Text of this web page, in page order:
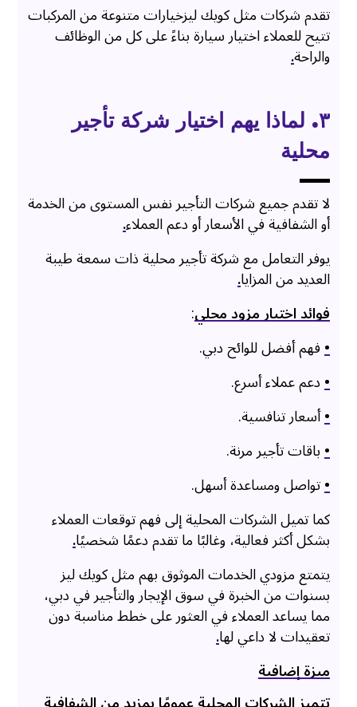
تقدم شركات مثل كويك ليزخيارات متنوعة من المركبات
تتيح للعملاء اختيار سيارة بناءً على كل من الوظائف
والراحة.
۳. لماذا يهم اختيار شركة تأجير
محلية
لا تقدم جميع شركات التأجير نفس المستوى من الخدمة
أو الشفافية في الأسعار أو دعم العملاء.
يوفر التعامل مع شركة تأجير محلية ذات سمعة طيبة
العديد من المزايا.
فوائد اختيار مزود محلي:
•فهم أفضل للوائح دبي.
•دعم عملاء أسرع.
•أسعار تنافسية.
•باقات تأجير مرنة.
•تواصل ومساعدة أسهل.
كما تميل الشركات المحلية إلى فهم توقعات العملاء
بشكل أكثر فعالية، وغالبًا ما تقدم دعمًا شخصيًا.
يتمتع مزودي الخدمات الموثوق بهم مثل كويك ليز
بسنوات من الخبرة في سوق الإيجار والتأجير في دبي،
مما يساعد العملاء في العثور على خطط مناسبة دون
تعقيدات لا داعي لها.
ميزة إضافية